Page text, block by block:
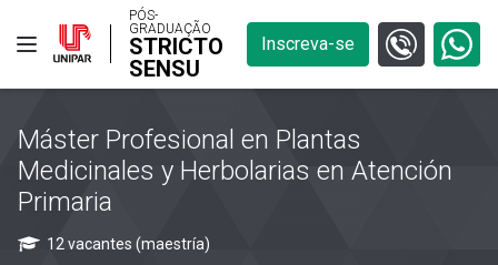
PÓS-
GRADUAÇÃO
STRICTO
SENSU
Inscreva-se
Máster Profesional en Plantas
Medicinales y Herbolarias en Atención
Primaria
12 vacantes (maestría)